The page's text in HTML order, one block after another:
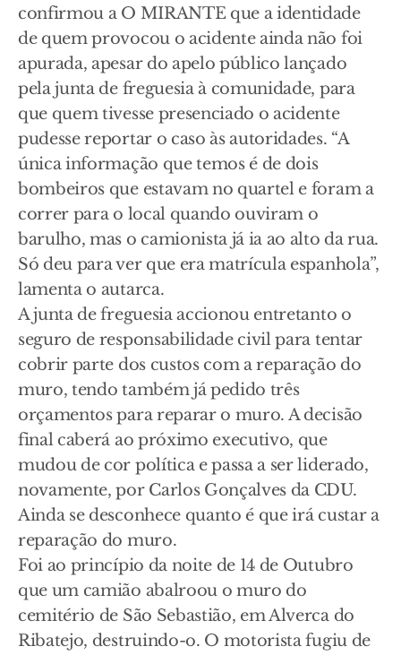
confirmou a O MIRANTE que a identidade
de quem provocou o acidente ainda não foi
apurada, apesar do apelo público lançado
pela junta de freguesia à comunidade, para
que quem tivesse presenciado o acidente
pudesse reportar o caso às autoridades. “A
única informação que temos é de dois
bombeiros que estavam no quartel e foram a
correr para o local quando ouviram o
barulho, mas o camionista já ia ao alto da rua.
Só deu para ver que era matrícula espanhola”,
lamenta o autarca.
A junta de freguesia accionou entretanto o
seguro de responsabilidade civil para tentar
cobrir parte dos custos com a reparação do
muro, tendo também já pedido três
orçamentos para reparar o muro. A decisão
final caberá ao próximo executivo, que
mudou de cor política e passa a ser liderado,
novamente, por Carlos Gonçalves da CDU.
Ainda se desconhece quanto é que irá custar a
reparação do muro.
Foi ao princípio da noite de 14 de Outubro
que um camião abalroou o muro do
cemitério de São Sebastião, em Alverca do
Ribatejo, destruindo-o. O motorista fugiu de